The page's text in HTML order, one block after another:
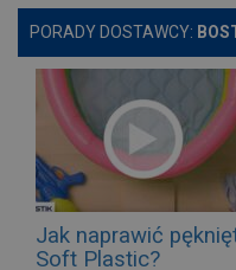
PORADY DOSTAWCY:
Jak naprawić
Soft Plastic?